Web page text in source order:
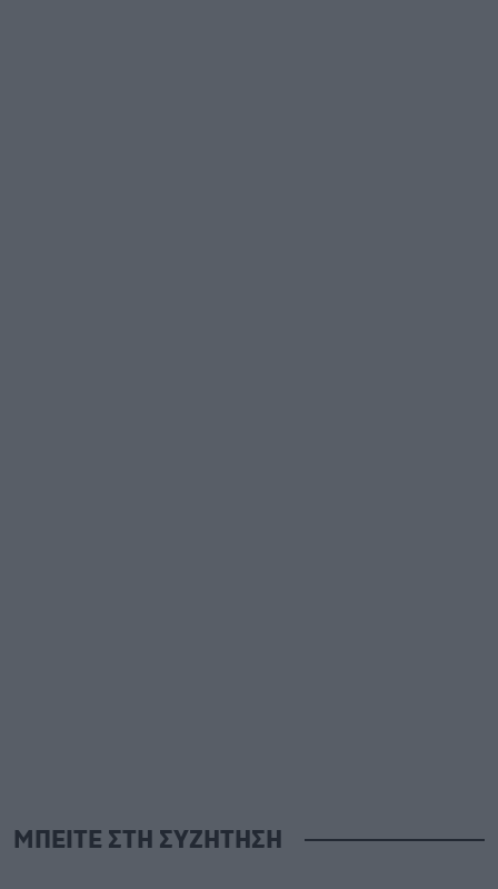
ΜΠΕΙΤΕ ΣΤΗ ΣΥΖΗΤΗΣΗ